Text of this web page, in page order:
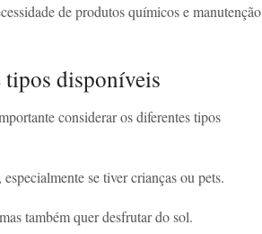
de produtos químicos e manutenção
tipos disponíveis
considerar os diferentes tipos
se tiver crianças ou pets.
também quer desfrutar do sol.